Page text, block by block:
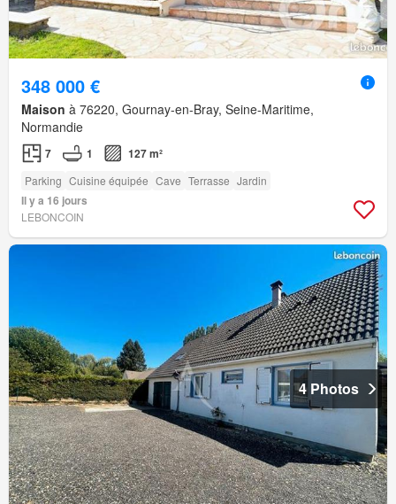
348 000 €
Maison à 76220, Gournay-en-Bray, Seine-Maritime,
Normandie
7 1 127 m²
Parking Cuisine équipée Cave Terrasse Jardin
Il y a 16 jours
LEBONCOIN
4 Photos